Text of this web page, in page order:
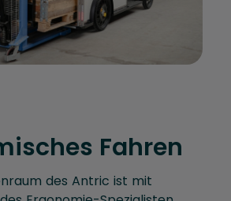
Fahren
des Antric ist mit